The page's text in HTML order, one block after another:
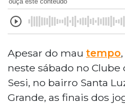
Apesar do mau tempo
neste sábado no Clube
Sesi, no bairro Santa
Grande, as finais dos